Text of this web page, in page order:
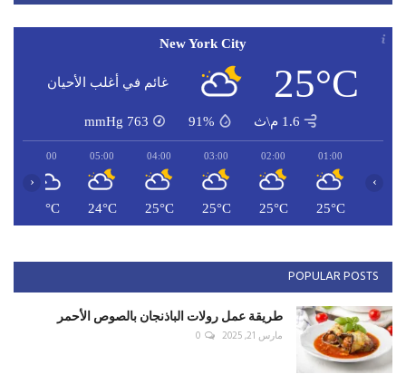
New York City
25°C غائم في أغلب الأحيان
1.6 م\ث 91%
763
mmHg
01:00
25°C
02:00
25°C
03:00
25°C
04:00
25°C
05:00
24°C
06:00
24°C
‹ ›
POPULAR POSTS
طريقة عمل رولات الباذنجان بالصوص الأحمر
مارس 21, 2025 0